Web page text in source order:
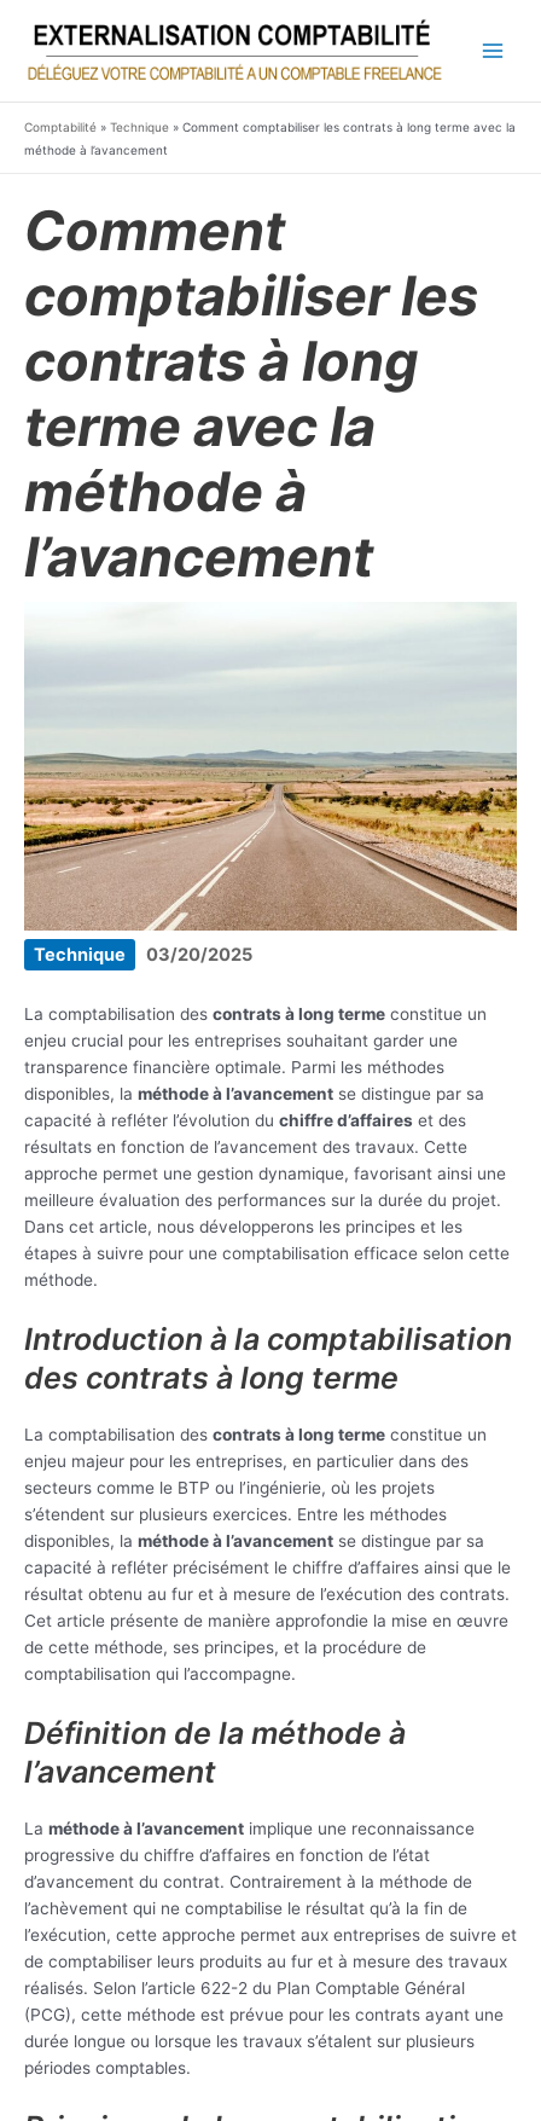
contenu
Comptabilité » Technique » Comment comptabiliser les contrats à long terme avec la
méthode à l’avancement
Comment
comptabiliser les
contrats à long
terme avec la
méthode à
l’avancement
Technique 03/20/2025
La comptabilisation des contrats à long terme constitue un
enjeu crucial pour les entreprises souhaitant garder une
transparence financière optimale. Parmi les méthodes
disponibles, la méthode à l’avancement se distingue par sa
capacité à refléter l’évolution du chiffre d’affaires et des
résultats en fonction de l’avancement des travaux. Cette
approche permet une gestion dynamique, favorisant ainsi une
meilleure évaluation des performances sur la durée du projet.
Dans cet article, nous développerons les principes et les
étapes à suivre pour une comptabilisation efficace selon cette
méthode.
Introduction à la comptabilisation
des contrats à long terme
La comptabilisation des contrats à long terme constitue un
enjeu majeur pour les entreprises, en particulier dans des
secteurs comme le BTP ou l’ingénierie, où les projets
s’étendent sur plusieurs exercices. Entre les méthodes
disponibles, la méthode à l’avancement se distingue par sa
capacité à refléter précisément le chiffre d’affaires ainsi que le
résultat obtenu au fur et à mesure de l’exécution des contrats.
Cet article présente de manière approfondie la mise en œuvre
de cette méthode, ses principes, et la procédure de
comptabilisation qui l’accompagne.
Définition de la méthode à
l’avancement
La méthode à l’avancement implique une reconnaissance
progressive du chiffre d’affaires en fonction de l’état
d’avancement du contrat. Contrairement à la méthode de
l’achèvement qui ne comptabilise le résultat qu’à la fin de
l’exécution, cette approche permet aux entreprises de suivre et
de comptabiliser leurs produits au fur et à mesure des travaux
réalisés. Selon l’article 622-2 du Plan Comptable Général
(PCG), cette méthode est prévue pour les contrats ayant une
durée longue ou lorsque les travaux s’étalent sur plusieurs
périodes comptables.